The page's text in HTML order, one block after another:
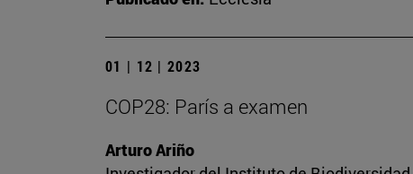
01 | 12 | 2023
COP28: París a examen
Arturo Ariño